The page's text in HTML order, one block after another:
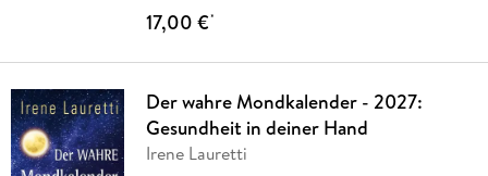
17,00 €*
Der wahre Mondkalender - 2027:
Gesundheit in deiner Hand
Irene Lauretti